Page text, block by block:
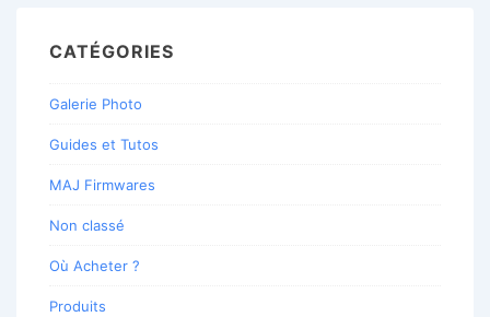
CATÉGORIES
Galerie Photo
Guides et Tutos
MAJ Firmwares
Non classé
Où Acheter ?
Produits